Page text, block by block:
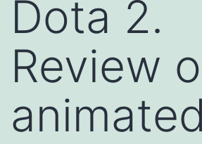
Dota 2.
Review
animated